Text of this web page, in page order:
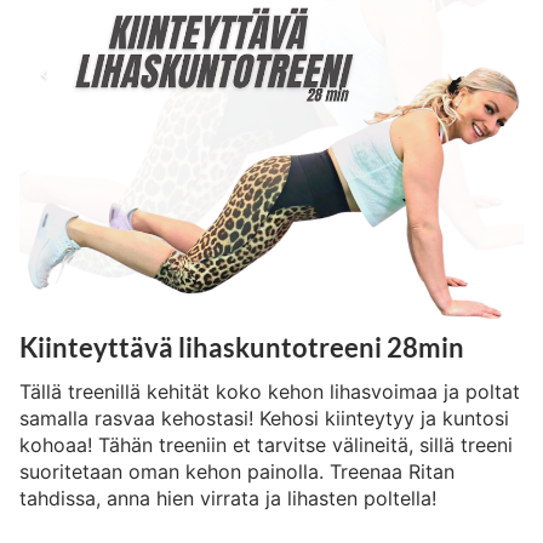
Kiinteyttävä lihaskuntotreeni 28min
Tällä treenillä kehität koko kehon lihasvoimaa ja poltat
samalla rasvaa kehostasi! Kehosi kiinteytyy ja kuntosi
kohoaa! Tähän treeniin et tarvitse välineitä, sillä treeni
suoritetaan oman kehon painolla. Treenaa Ritan
tahdissa, anna hien virrata ja lihasten poltella!